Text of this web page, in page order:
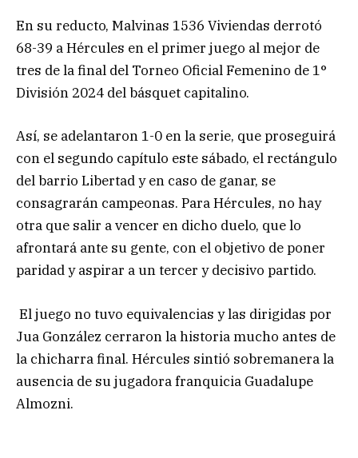
En su reducto, Malvinas 1536 Viviendas derrotó
68-39 a Hércules en el primer juego al mejor de
tres de la final del Torneo Oficial Femenino de 1°
División 2024 del básquet capitalino.
Así, se adelantaron 1-0 en la serie, que proseguirá
con el segundo capítulo este sábado, el rectángulo
del barrio Libertad y en caso de ganar, se
consagrarán campeonas. Para Hércules, no hay
otra que salir a vencer en dicho duelo, que lo
afrontará ante su gente, con el objetivo de poner
paridad y aspirar a un tercer y decisivo partido.
El juego no tuvo equivalencias y las dirigidas por
Jua González cerraron la historia mucho antes de
la chicharra final. Hércules sintió sobremanera la
ausencia de su jugadora franquicia Guadalupe
Almozni.